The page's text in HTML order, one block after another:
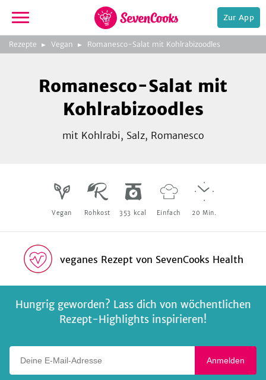
zur
Startseite
Zur App
Rezepte Vegan Romanesco-Salat mit Kohlrabizoodles
Foto:
Foto:
Bild
3
zeigen
Foto:
Romanesco-Salat mit
Kohlrabizoodles
mit Kohlrabi, Salz, Romanesco
Vegan Rohkost 353 kcal Einfach 20 Min.
veganes Rezeptvon SevenCooks Health
Hungrig geworden? Lass dich von wöchentlichen
Rezept-Highlights inspirieren!
Anmelden